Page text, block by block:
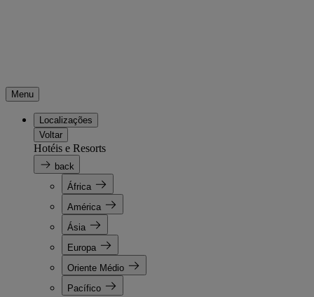
Menu
Localizações
Voltar
Hotéis e Resorts
back
África
América
Ásia
Europa
Oriente Médio
Pacífico